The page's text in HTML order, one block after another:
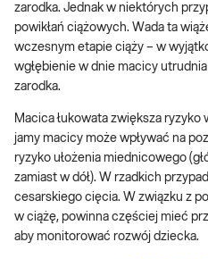
zarodka. Jednak w niektórych
powikłań ciążowych. Wada ta
wczesnym etapie ciąży – w
wgłębienie w dnie macicy
zarodka.
Macica łukowata zwiększa
jamy macicy może wpływać na
ryzyko ułożenia miednicowego
zamiast w dół). W rzadkich
cesarskiego cięcia. W związku z
w ciążę, powinna częściej mieć
aby monitorować rozwój dziecka.